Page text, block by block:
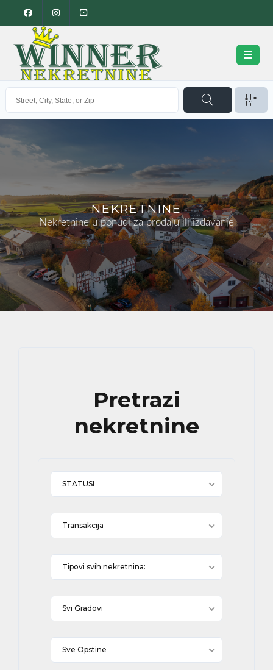
NEKRETNINE
Nekretnine u ponudi za prodaju ili izdavanje
Pretrazi
nekretnine
STATUSI
Transakcija
Tipovi svih nekretnina:
Svi Gradovi
Sve Opstine